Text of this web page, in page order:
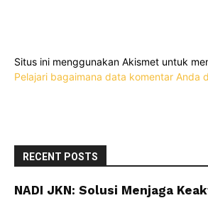
Situs ini menggunakan Akismet untuk
Pelajari bagaimana data komentar Anda
RECENT POSTS
NADI JKN: Solusi Menjaga